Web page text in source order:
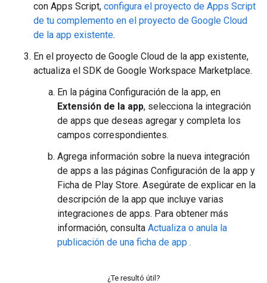
con Apps Script, configura el proyecto de Apps Script
de tu complemento en el proyecto de Google Cloud
de la app existente.
En el proyecto de Google Cloud de la app existente,
actualiza el SDK de Google Workspace Marketplace.
En la página Configuración de la app, en
Extensión de la app, selecciona la integración
de apps que deseas agregar y completa los
campos correspondientes.
Agrega información sobre la nueva integración
de apps a las páginas Configuración de la app y
Ficha de Play Store. Asegúrate de explicar en la
descripción de la app que incluye varias
integraciones de apps. Para obtener más
información, consulta Actualiza o anula la
publicación de una ficha de app .
¿Te resultó útil?